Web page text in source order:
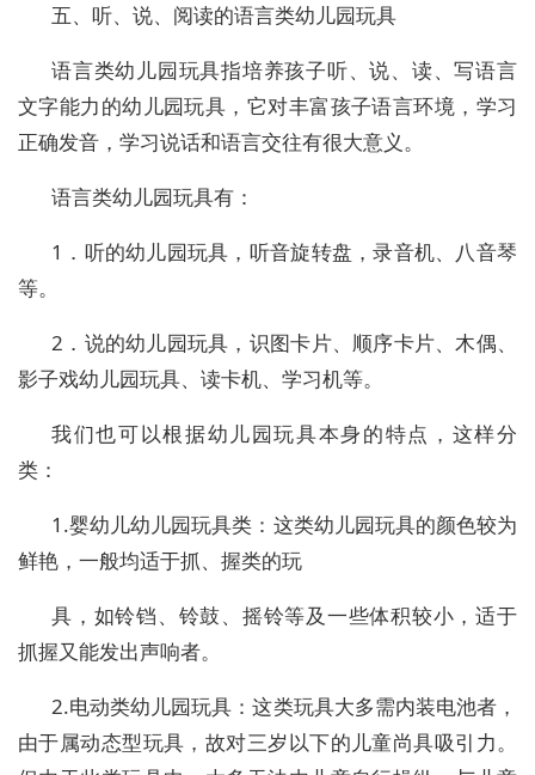
五、听、说、阅读的语言类幼儿园玩具
语言类幼儿园玩具指培养孩子听、说、读、写语言
文字能力的幼儿园玩具，它对丰富孩子语言环境，学习
正确发音，学习说话和语言交往有很大意义。
语言类幼儿园玩具有：
1．听的幼儿园玩具，听音旋转盘，录音机、八音琴
等。
2．说的幼儿园玩具，识图卡片、顺序卡片、木偶、
影子戏幼儿园玩具、读卡机、学习机等。
我们也可以根据幼儿园玩具本身的特点，这样分
类：
1.婴幼儿幼儿园玩具类：这类幼儿园玩具的颜色较为
鲜艳，一般均适于抓、握类的玩
具，如铃铛、铃鼓、摇铃等及一些体积较小，适于
抓握又能发出声响者。
2.电动类幼儿园玩具：这类玩具大多需内装电池者，
由于属动态型玩具，故对三岁以下的儿童尚具吸引力。